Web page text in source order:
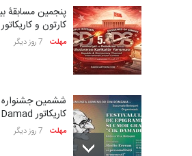
پنجمین مسابقۀ
کارتون و
مهلت 7 روز دیگر
ششمین جشنواره
کاریکاتور CIK Damad…
مهلت 7 روز دیگر